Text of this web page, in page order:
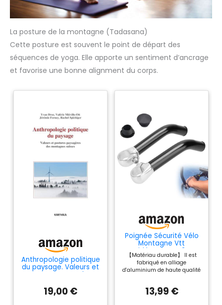
La posture de la montagne (Tadasana)
Cette posture est souvent le point de départ des
séquences de yoga. Elle apporte un sentiment d’ancrage
et favorise une bonne alignment du corps.
Anthropologie politique
du paysage. Valeurs et
postures paysagères
19,00 €
Poignée Sécurité Vélo
Montagne Vtt
Antidérapantes 2Pcs
Extrémité Guidons Vélo
Pour Plupart Vélos
Guidon Vtt Poignée De
Ergonomique Poignées
De Vélos Pour
【Matériau durable】 Il est
fabriqué en alliage
d'aluminium de haute qualité
robustesse et une durabilité,
13,99 €